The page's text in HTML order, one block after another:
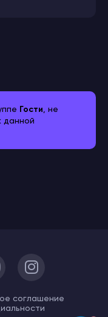
Гости , не
данной
cоглашение